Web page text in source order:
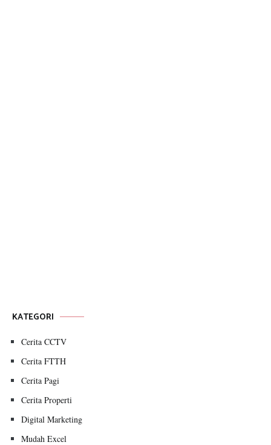
KATEGORI
Cerita CCTV
Cerita FTTH
Cerita Pagi
Cerita Properti
Digital Marketing
Mudah Excel